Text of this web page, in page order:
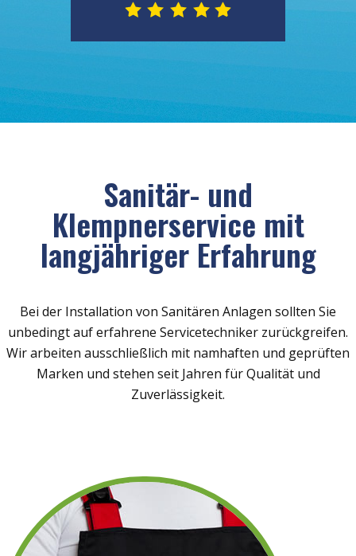
Sanitär- und
Klempnerservice mit
langjähriger Erfahrung
Bei der Installation von Sanitären Anlagen sollten Sie
unbedingt auf erfahrene Servicetechniker zurückgreifen.
Wir arbeiten ausschließlich mit namhaften und geprüften
Marken und stehen seit Jahren für Qualität und
Zuverlässigkeit.